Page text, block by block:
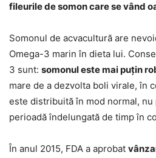
fileurile de somon care se vând
Somonul de acvacultură are
Omega-3 marin în dieta lui.
3 sunt: somonul este mai puțin
mare de a dezvolta boli virale, în
este distribuită în mod normal,
perioadă îndelungată de timp în
În anul 2015, FDA a aprobat